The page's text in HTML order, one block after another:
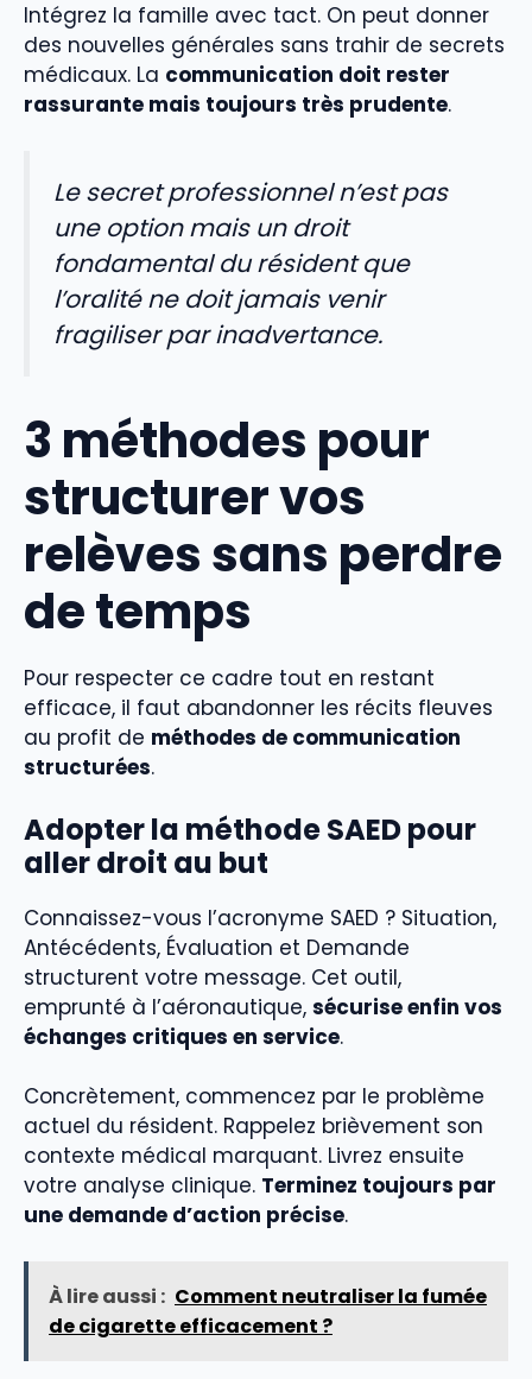
Intégrez la famille avec tact. On peut donner
des nouvelles générales sans trahir de secrets
médicaux. La communication doit rester
rassurante mais toujours très prudente.
Le secret professionnel n’est pas
une option mais un droit
fondamental du résident que
l’oralité ne doit jamais venir
fragiliser par inadvertance.
3 méthodes pour
structurer vos
relèves sans perdre
de temps
Pour respecter ce cadre tout en restant
efficace, il faut abandonner les récits fleuves
au profit de méthodes de communication
structurées.
Adopter la méthode SAED pour
aller droit au but
Connaissez-vous l’acronyme SAED ? Situation,
Antécédents, Évaluation et Demande
structurent votre message. Cet outil,
emprunté à l’aéronautique, sécurise enfin vos
échanges critiques en service.
Concrètement, commencez par le problème
actuel du résident. Rappelez brièvement son
contexte médical marquant. Livrez ensuite
votre analyse clinique. Terminez toujours par
une demande d’action précise.
À lire aussi : Comment neutraliser la fumée
de cigarette efficacement ?